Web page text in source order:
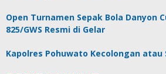
Open Turnamen Sepak Bola Danyon
825/GWS Resmi di Gelar
Kapolres Pohuwato Kecolongan